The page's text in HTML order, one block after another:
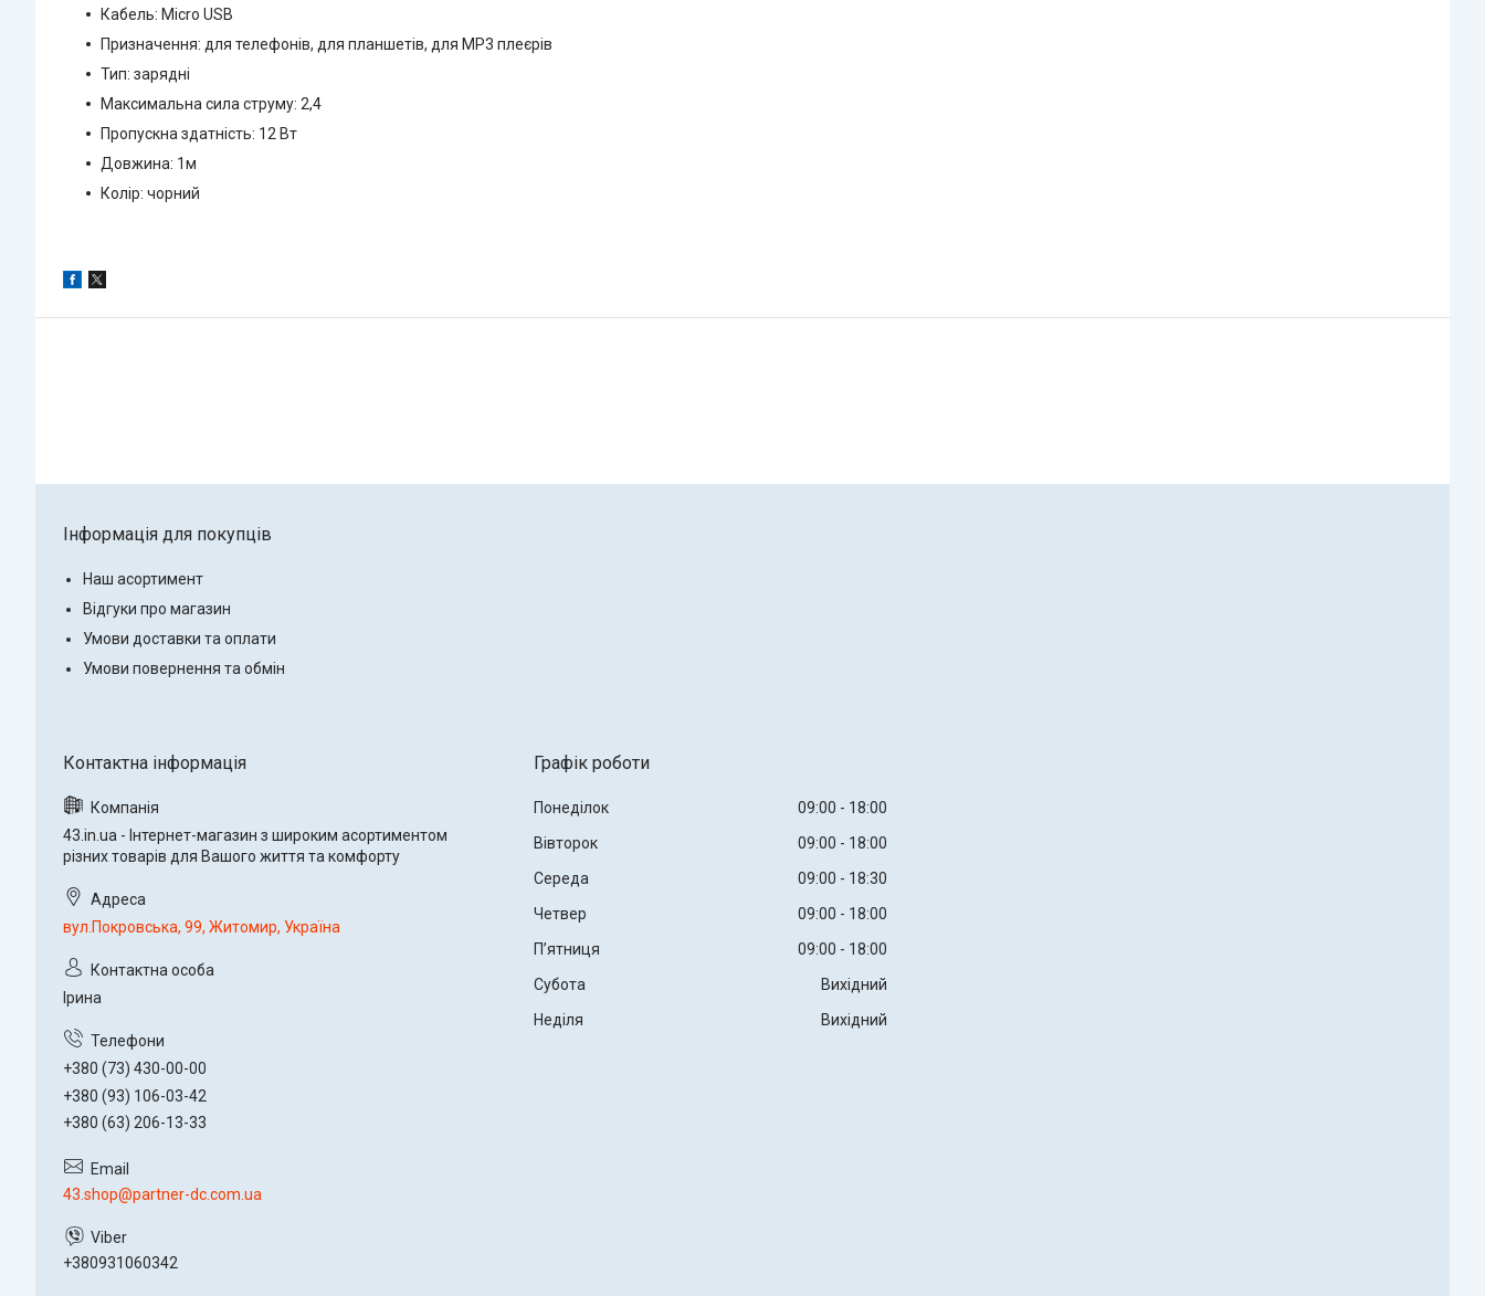
Кабель: Micro USB
Призначення: для телефонів, для планшетів, для MP3 плеєрів
Тип: зарядні
Максимальна сила струму: 2,4
Пропускна здатність: 12 Вт
Довжина: 1м
Колір: чорний
Інформація для покупців
Наш асортимент
Відгуки про магазин
Умови доставки та оплати
Умови повернення та обмін
43.in.ua - Інтернет-магазин з широким асортиментом
різних товарів для Вашого життя та комфорту
вул.Покровська, 99, Житомир, Україна
Ірина
+380 (73) 430-00-00
+380 (93) 106-03-42
+380 (63) 206-13-33
43.shop@partner-dc.com.ua
+380931060342
Графік роботи
Понеділок 09:00
18:00
Вівторок
09:00
18:00
Середа
09:00
18:30
Четвер
09:00
18:00
Пʼятниця
09:00
18:00
Субота
Вихідний
Неділя
Вихідний